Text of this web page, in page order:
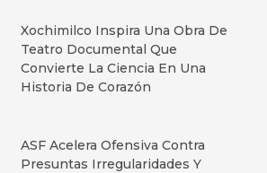
Xochimilco Inspira Una Obra De
Teatro Documental Que
Convierte La Ciencia En Una
Historia De Corazón
ASF Acelera Ofensiva Contra
Presuntas Irregularidades Y